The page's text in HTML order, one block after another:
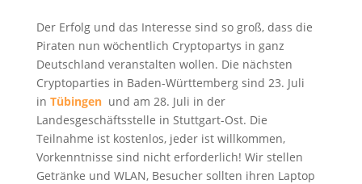
Der Erfolg und das Interesse sind so groß, dass die
Piraten nun wöchentlich Cryptopartys in ganz
Deutschland veranstalten wollen. Die nächsten
Cryptoparties in Baden-Württemberg sind 23. Juli
in Tübingenund am 28. Juli in der
Landesgeschäftsstelle in Stuttgart-Ost. Die
Teilnahme ist kostenlos, jeder ist willkommen,
Vorkenntnisse sind nicht erforderlich! Wir stellen
Getränke und WLAN, Besucher sollten ihren Laptop